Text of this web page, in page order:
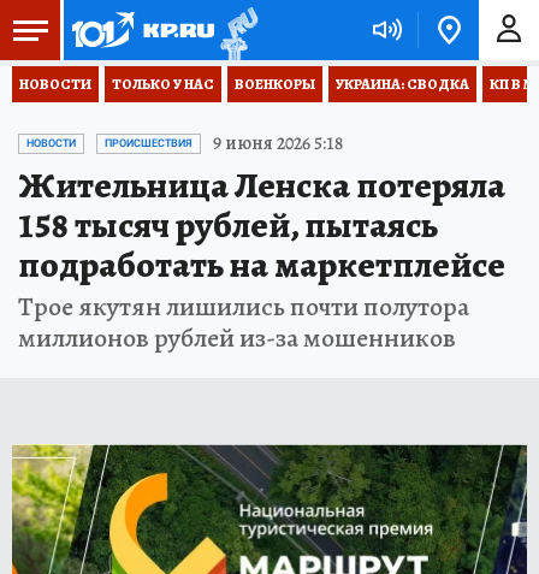
НОВОСТИ ТОЛЬКО У НАС ВОЕНКОРЫ УКРАИНА: СВОДКА КП В
НОВОСТИ ПРОИСШЕСТВИЯ 9 июня 2026 5:18
Жительница Ленска потеряла
158 тысяч рублей, пытаясь
подработать на маркетплейсе
Трое якутян лишились почти полутора
миллионов рублей из-за мошенников